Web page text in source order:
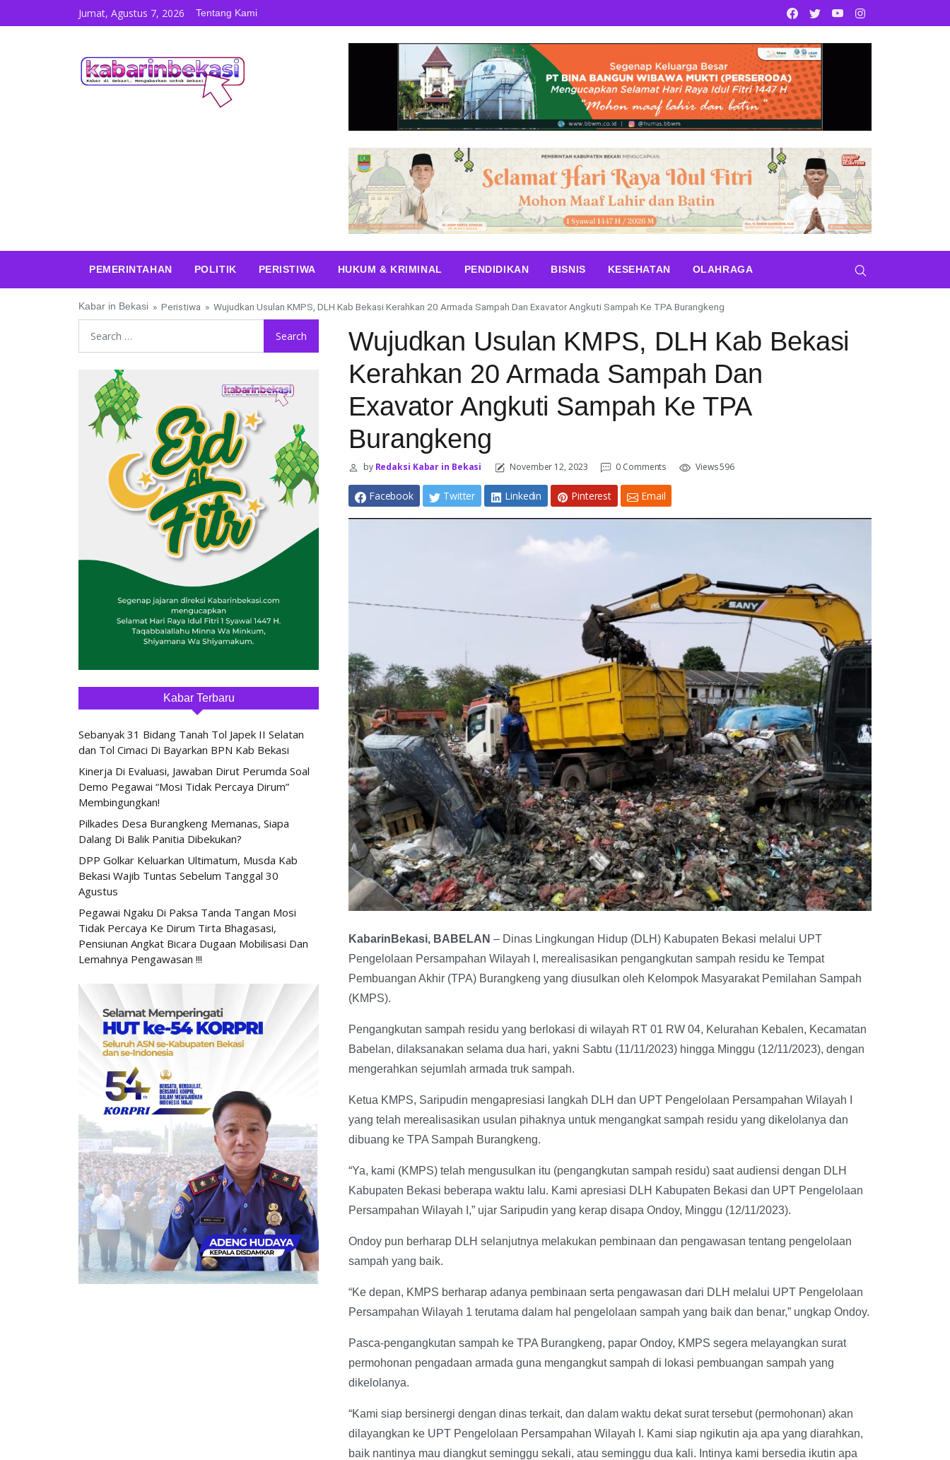
Skip to contentJumat, Agustus 7, 2026 Tentang Kami Facebook
TwitterYoutube
PEMERINTAHAN POLITIK PERISTIWA HUKUM & KRIMINAL PENDIDIKAN BISNIS KESEHATAN OLAHRAGA
Kabar in Bekasi » Peristiwa » Wujudkan Usulan KMPS, DLH Kab Bekasi Kerahkan 20 Armada Sampah Dan Exavator Angkuti Sampah Ke TPA Burangkeng
Wujudkan Usulan KMPS, DLH Kab Bekasi
Kerahkan 20 Armada Sampah Dan
Exavator Angkuti Sampah Ke TPA
Burangkeng
byRedaksi Kabar in Bekasi November 12, 2023 0 Comments Views 596
Facebook Twitter Linkedin Pinterest Email
KabarinBekasi, BABELAN – Dinas Lingkungan Hidup (DLH) Kabupaten Bekasi melalui UPT
Pengelolaan Persampahan Wilayah I, merealisasikan pengangkutan sampah residu ke Tempat
Pembuangan Akhir (TPA) Burangkeng yang diusulkan oleh Kelompok Masyarakat Pemilahan Sampah
(KMPS).
Pengangkutan sampah residu yang berlokasi di wilayah RT 01 RW 04, Kelurahan Kebalen, Kecamatan
Babelan, dilaksanakan selama dua hari, yakni Sabtu (11/11/2023) hingga Minggu (12/11/2023), dengan
mengerahkan sejumlah armada truk sampah.
Ketua KMPS, Saripudin mengapresiasi langkah DLH dan UPT Pengelolaan Persampahan Wilayah I
yang telah merealisasikan usulan pihaknya untuk mengangkat sampah residu yang dikelolanya dan
dibuang ke TPA Sampah Burangkeng.
“Ya, kami (KMPS) telah mengusulkan itu (pengangkutan sampah residu) saat audiensi dengan DLH
Kabupaten Bekasi beberapa waktu lalu. Kami apresiasi DLH Kabupaten Bekasi dan UPT Pengelolaan
Persampahan Wilayah I,” ujar Saripudin yang kerap disapa Ondoy, Minggu (12/11/2023).
Ondoy pun berharap DLH selanjutnya melakukan pembinaan dan pengawasan tentang pengelolaan
sampah yang baik.
“Ke depan, KMPS berharap adanya pembinaan serta pengawasan dari DLH melalui UPT Pengelolaan
Persampahan Wilayah 1 terutama dalam hal pengelolaan sampah yang baik dan benar,” ungkap Ondoy.
Pasca-pengangkutan sampah ke TPA Burangkeng, papar Ondoy, KMPS segera melayangkan surat
permohonan pengadaan armada guna mengangkut sampah di lokasi pembuangan sampah yang
dikelolanya.
“Kami siap bersinergi dengan dinas terkait, dan dalam waktu dekat surat tersebut (permohonan) akan
dilayangkan ke UPT Pengelolaan Persampahan Wilayah I. Kami siap ngikutin aja apa yang diarahkan,
baik nantinya mau diangkut seminggu sekali, atau seminggu dua kali. Intinya kami bersedia ikutin apa
Kabar Terbaru
Sebanyak 31 Bidang Tanah Tol Japek II Selatan
dan Tol Cimaci Di Bayarkan BPN Kab Bekasi
Kinerja Di Evaluasi, Jawaban Dirut Perumda Soal
Demo Pegawai “Mosi Tidak Percaya Dirum”
Membingungkan!
Pilkades Desa Burangkeng Memanas, Siapa
Dalang Di Balik Panitia Dibekukan?
DPP Golkar Keluarkan Ultimatum, Musda Kab
Bekasi Wajib Tuntas Sebelum Tanggal 30
Agustus
Pegawai Ngaku Di Paksa Tanda Tangan Mosi
Tidak Percaya Ke Dirum Tirta Bhagasasi,
Pensiunan Angkat Bicara Dugaan Mobilisasi Dan
Lemahnya Pengawasan !!!